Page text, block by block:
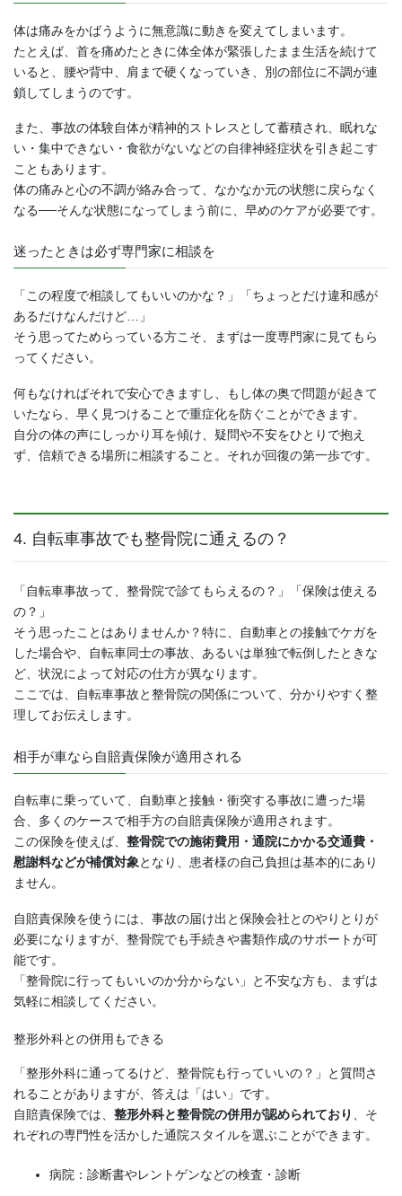
体は痛みをかばうように無意識に動きを変えてしまいます。
たとえば、首を痛めたときに体全体が緊張したまま生活を続けて
いると、腰や背中、肩まで硬くなっていき、別の部位に不調が連
鎖してしまうのです。
また、事故の体験自体が精神的ストレスとして蓄積され、眠れな
い・集中できない・食欲がないなどの自律神経症状を引き起こす
こともあります。
体の痛みと心の不調が絡み合って、なかなか元の状態に戻らなく
なる──そんな状態になってしまう前に、早めのケアが必要です。
迷ったときは必ず専門家に相談を
「この程度で相談してもいいのかな？」「ちょっとだけ違和感が
あるだけなんだけど…」
そう思ってためらっている方こそ、まずは一度専門家に見てもら
ってください。
何もなければそれで安心できますし、もし体の奥で問題が起きて
いたなら、早く見つけることで重症化を防ぐことができます。
自分の体の声にしっかり耳を傾け、疑問や不安をひとりで抱え
ず、信頼できる場所に相談すること。それが回復の第一歩です。
4. 自転車事故でも整骨院に通えるの？
「自転車事故って、整骨院で診てもらえるの？」「保険は使える
の？」
そう思ったことはありませんか？特に、自動車との接触でケガを
した場合や、自転車同士の事故、あるいは単独で転倒したときな
ど、状況によって対応の仕方が異なります。
ここでは、自転車事故と整骨院の関係について、分かりやすく整
理してお伝えします。
相手が車なら自賠責保険が適用される
自転車に乗っていて、自動車と接触・衝突する事故に遭った場
合、多くのケースで相手方の自賠責保険が適用されます。
この保険を使えば、 整骨院での施術費用・通院にかかる交通費・
慰謝料などが補償対象となり、患者様の自己負担は基本的にあり
ません。
自賠責保険を使うには、事故の届け出と保険会社とのやりとりが
必要になりますが、整骨院でも手続きや書類作成のサポートが可
能です。
「整骨院に行ってもいいのか分からない」と不安な方も、まずは
気軽に相談してください。
整形外科との併用もできる
「整形外科に通ってるけど、整骨院も行っていいの？」と質問さ
れることがありますが、答えは「はい」です。
自賠責保険では、 整形外科と整骨院の併用が認められており
、そ
れぞれの専門性を活かした通院スタイルを選ぶことができます。
病院：診断書やレントゲンなどの検査・診断